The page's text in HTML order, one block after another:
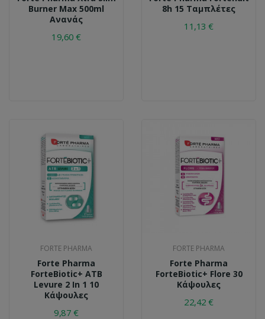
Burner Max 500ml
Ανανάς
19,60 €
8h 15 Ταμπλέτες
11,13 €
FORTE PHARMA
Forte Pharma
ForteBiotic+ ATB
Levure 2 In 1 10
Κάψουλες
9,87 €
FORTE PHARMA
Forte Pharma
ForteBiotic+ Flore 30
Κάψουλες
22,42 €